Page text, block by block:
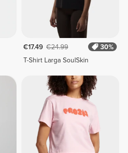
€17.49 €24.99
30%
T-Shirt Larga SoulSkin